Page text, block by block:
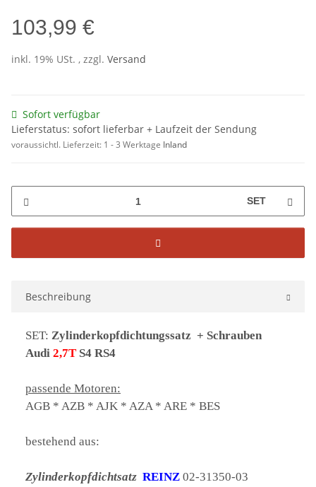
103,99 €
inkl. 19% USt. , zzgl. Versand
Sofort verfügbar
Lieferstatus: sofort lieferbar + Laufzeit der Sendung
voraussichtl. Lieferzeit: 1 - 3 Werktage Inland
SET
Beschreibung
SET: Zylinderkopfdichtungssatz + Schrauben
Audi 2,7T S4 RS4
passende Motoren:
AGB * AZB * AJK * AZA * ARE * BES
bestehend aus:
Zylinderkopfdichtsatz REINZ 02-31350-03